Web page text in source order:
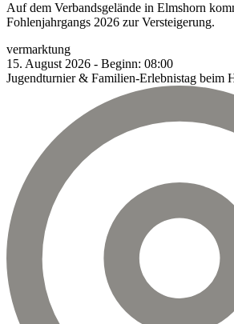
Auf dem Verbandsgelände in Elmshorn
Fohlenjahrgangs 2026 zur Versteigerung.
vermarktung
15. August 2026 - Beginn: 08:00
Jugendturnier & Familien-Erlebnistag beim